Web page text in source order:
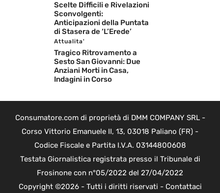
Scelte Difficili e Rivelazioni
Sconvolgenti:
Anticipazioni della Puntata
di Stasera de ‘L’Erede’
Attualita'
Tragico Ritrovamento a
Sesto San Giovanni: Due
Anziani Morti in Casa,
Indagini in Corso
Consumatore.com di proprietà di DMM COMPANY SRL -
Corso Vittorio Emanuele II, 13, 03018 Paliano (FR) -
Codice Fiscale e Partita I.V.A. 03144800608
Testata Giornalistica registrata presso il Tribunale di
Frosinone con n°05/2022 del 27/04/2022
Copyright ©2026 - Tutti i diritti riservati - Contattaci